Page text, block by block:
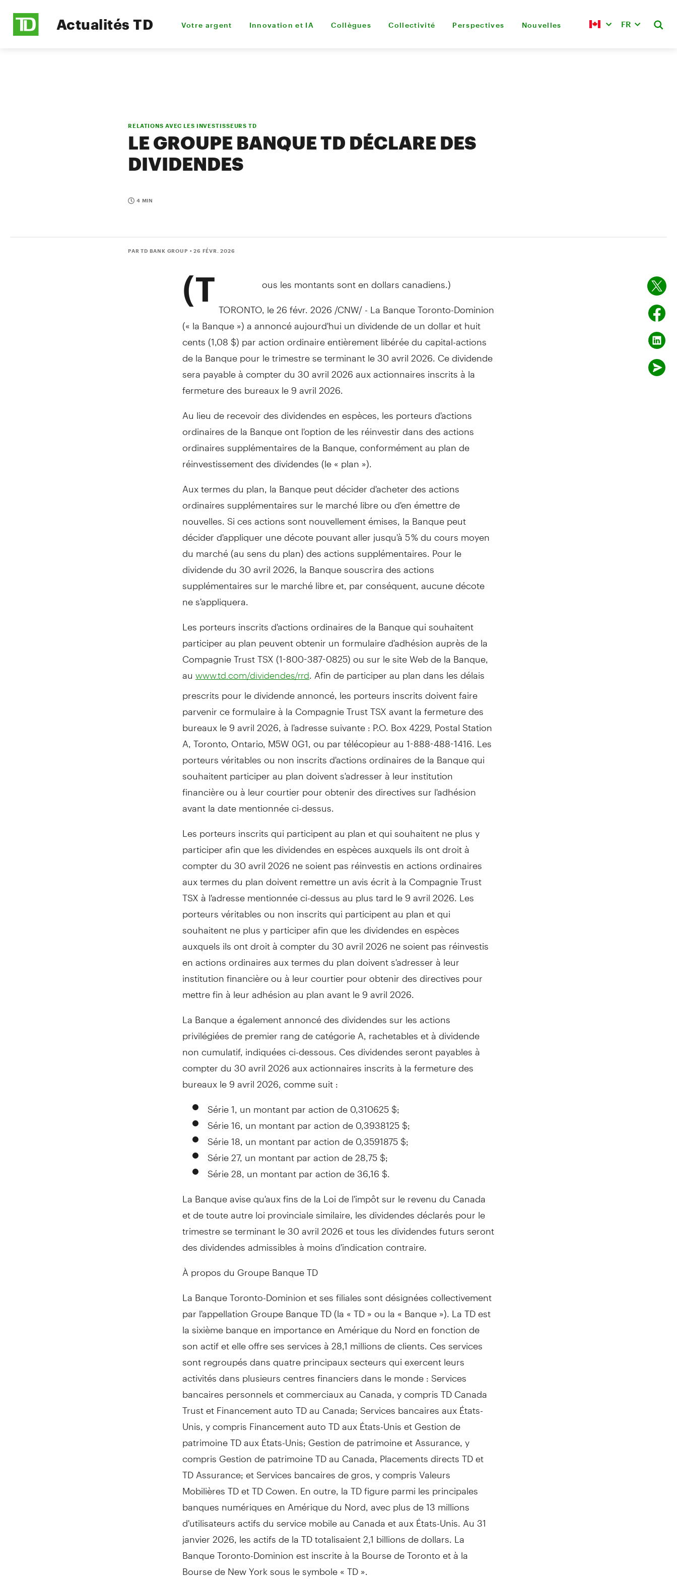
Actualités TD Votre argent Innovation et IA Collègues Collectivité Perspectives Nouvelles FR
RELATIONS AVEC LES INVESTISSEURS TD
LE GROUPE BANQUE TD DÉCLARE DES
DIVIDENDES
4 MIN
PAR TD BANK GROUP • 26 FÉVR. 2026
(T
ous les montants sont en dollars canadiens.)
TORONTO, le 26 févr. 2026 /CNW/ - La Banque Toronto-Dominion
(« la Banque ») a annoncé aujourd'hui un dividende de un dollar et huit
cents (1,08 $) par action ordinaire entièrement libérée du capital-actions
de la Banque pour le trimestre se terminant le 30 avril 2026. Ce dividende
sera payable à compter du 30 avril 2026 aux actionnaires inscrits à la
fermeture des bureaux le 9 avril 2026.
Au lieu de recevoir des dividendes en espèces, les porteurs d'actions
ordinaires de la Banque ont l'option de les réinvestir dans des actions
ordinaires supplémentaires de la Banque, conformément au plan de
réinvestissement des dividendes (le « plan »).
Aux termes du plan, la Banque peut décider d'acheter des actions
ordinaires supplémentaires sur le marché libre ou d'en émettre de
nouvelles. Si ces actions sont nouvellement émises, la Banque peut
décider d'appliquer une décote pouvant aller jusqu'à 5 % du cours moyen
du marché (au sens du plan) des actions supplémentaires. Pour le
dividende du 30 avril 2026, la Banque souscrira des actions
supplémentaires sur le marché libre et, par conséquent, aucune décote
ne s'appliquera.
Les porteurs inscrits d'actions ordinaires de la Banque qui souhaitent
participer au plan peuvent obtenir un formulaire d'adhésion auprès de la
Compagnie Trust TSX (1-800-387-0825) ou sur le site Web de la Banque,
au www.td.com/dividendes/rrd . Afin de participer au plan dans les délais
prescrits pour le dividende annoncé, les porteurs inscrits doivent faire
parvenir ce formulaire à la Compagnie Trust TSX avant la fermeture des
bureaux le 9 avril 2026, à l'adresse suivante : P.O. Box 4229, Postal Station
A, Toronto, Ontario , M5W 0G1, ou par télécopieur au 1-888-488-1416. Les
porteurs véritables ou non inscrits d'actions ordinaires de la Banque qui
souhaitent participer au plan doivent s'adresser à leur institution
financière ou à leur courtier pour obtenir des directives sur l'adhésion
avant la date mentionnée ci-dessus.
Les porteurs inscrits qui participent au plan et qui souhaitent ne plus y
participer afin que les dividendes en espèces auxquels ils ont droit à
compter du 30 avril 2026 ne soient pas réinvestis en actions ordinaires
aux termes du plan doivent remettre un avis écrit à la Compagnie Trust
TSX à l'adresse mentionnée ci-dessus au plus tard le 9 avril 2026. Les
porteurs véritables ou non inscrits qui participent au plan et qui
souhaitent ne plus y participer afin que les dividendes en espèces
auxquels ils ont droit à compter du 30 avril 2026 ne soient pas réinvestis
en actions ordinaires aux termes du plan doivent s'adresser à leur
institution financière ou à leur courtier pour obtenir des directives pour
mettre fin à leur adhésion au plan avant le 9 avril 2026.
La Banque a également annoncé des dividendes sur les actions
privilégiées de premier rang de catégorie A, rachetables et à dividende
non cumulatif, indiquées ci-dessous. Ces dividendes seront payables à
compter du 30 avril 2026 aux actionnaires inscrits à la fermeture des
bureaux le 9 avril 2026, comme suit :
Série 1, un montant par action de 0,310625 $;
Série 16, un montant par action de 0,3938125 $;
Série 18, un montant par action de 0,3591875 $;
Série 27, un montant par action de 28,75 $;
Série 28, un montant par action de 36,16 $.
La Banque avise qu'aux fins de laLoi del'impôt sur le revenu du Canada
et de toute autre loi provinciale similaire, les dividendes déclarés pour le
trimestre se terminant le 30 avril2026 ettous les dividendes futurs seront
des dividendes admissibles à moins d'indication contraire.
À propos du Groupe Banque TD
La Banque Toronto-Dominion et ses filiales sont désignées collectivement
par l'appellation Groupe Banque TD (la « TD » ou la « Banque »). La TD est
la sixième banque en importance en Amérique du Nord en fonction de
son actif et elle offre ses services à 28,1 millions de clients. Ces services
sont regroupés dans quatre principaux secteurs qui exercent leurs
activités dans plusieurs centres financiers dans le monde : Services
bancaires personnels et commerciaux au Canada , y compris TD Canada
Trust et Financement auto TD au Canada; Services bancaires aux États-
Unis, y compris Financement auto TD aux États-Unis etGestion de
patrimoine TD aux États-Unis;Gestion depatrimoine et Assurance, y
comprisGestion depatrimoine TD au Canada , Placements directs TD et
TD Assurance; et Services bancaires de gros, y compris Valeurs
Mobilières TD et TD Cowen. En outre, la TD figure parmi les principales
banques numériques en Amérique du Nord, avec plus de 13 millions
d'utilisateurs actifs du service mobile au Canadaet aux États-Unis. Au 31
janvier 2026, les actifs de la TD totalisaient 2,1 billions de dollars. La
Banque Toronto-Dominion est inscrite à la Bourse deTorontoet à la
Bourse deNew Yorksous le symbole « TD ».